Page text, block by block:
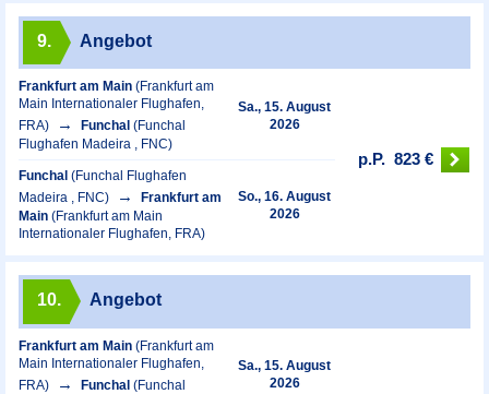
9. Angebot
Frankfurt am Main (Frankfurt am
Main Internationaler Flughafen,
FRA)
Funchal (Funchal
Flughafen Madeira , FNC)
Sa., 15. August
2026
Funchal (Funchal Flughafen
Madeira , FNC)
Frankfurt am
Main (Frankfurt am Main
Internationaler Flughafen, FRA)
So., 16. August
2026
p.P. 823 €
10. Angebot
Frankfurt am Main (Frankfurt am
Main Internationaler Flughafen,
FRA)
Funchal (Funchal
Sa., 15. August
2026